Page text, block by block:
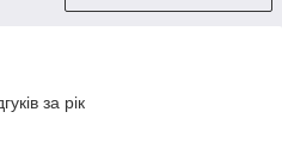
за рік